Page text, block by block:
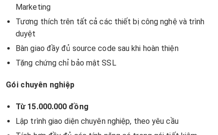
Marketing
Tương thích trên tất cả các thiết bị công nghệ và trình
duyệt
Bàn giao đầy đủ source code sau khi hoàn thiện
Tặng chứng chỉ bảo mật SSL
Gói chuyên nghiệp
Từ 15.000.000 đồng
Lập trình giao diện chuyên nghiệp, theo yêu cầu